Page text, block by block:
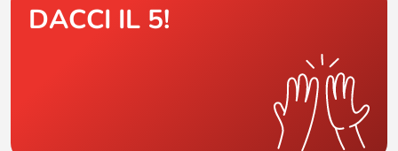
DACCI IL 5!